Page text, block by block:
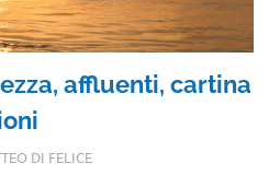
affluenti, cartina
DI FELICE